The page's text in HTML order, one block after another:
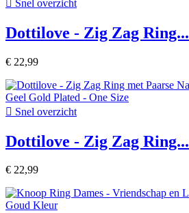
 Snel overzicht
Dottilove - Zig Zag Ring...
€ 22,99
 Snel overzicht
Dottilove - Zig Zag Ring...
€ 22,99